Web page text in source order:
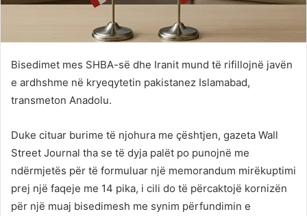
Bisedimet mes SHBA-së dhe Iranit mund të rifillojnë javën
e ardhshme në kryeqytetin pakistanez Islamabad,
transmeton Anadolu.
Duke cituar burime të njohura me çështjen, gazeta Wall
Street Journal tha se të dyja palët po punojnë me
ndërmjetës për të formuluar një memorandum mirëkuptimi
prej një faqeje me 14 pika, i cili do të përcaktojë kornizën
për një muaj bisedimesh me synim përfundimin e